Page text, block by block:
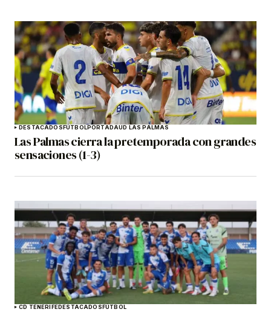
DESTACADOSFÚTBOLPORTADAUD LAS PALMAS
Las Palmas cierra la pretemporada con grandes
sensaciones (1-3)
CD TENERIFEDESTACADOSFÚTBOL